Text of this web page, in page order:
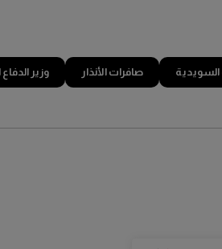
السويدية صافرات الأنذار وزير الدفاع